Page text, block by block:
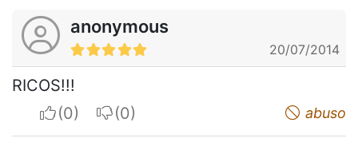
anonymous
20/07/2014
RICOS!!!
I apreciateI do not appreciate abuso